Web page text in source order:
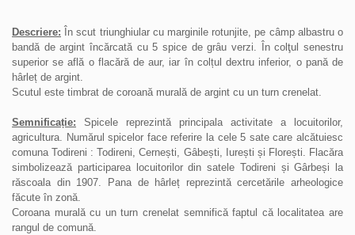
Descriere: În scut triunghiular cu marginile rotunjite, pe câmp albastru o
bandă de argint încărcată cu 5 spice de grȃu verzi. În colţul senestru
superior se află o flacără de aur, iar în colțul dextru inferior, o pană de
hârleț de argint.
Scutul este timbrat de coroană murală de argint cu un turn crenelat.
Semnificație: Spicele reprezintă principala activitate a locuitorilor,
agricultura. Numărul spicelor face referire la cele 5 sate care alcătuiesc
comuna Todireni : Todireni, Cernești, Gȃbești, Iurești și Florești. Flacăra
simbolizează participarea locuitorilor din satele Todireni și Gârbeși la
răscoala din 1907. Pana de hârleț reprezintă cercetările arheologice
făcute în zonă.
Coroana murală cu un turn crenelat semnifică faptul că localitatea are
rangul de comună.